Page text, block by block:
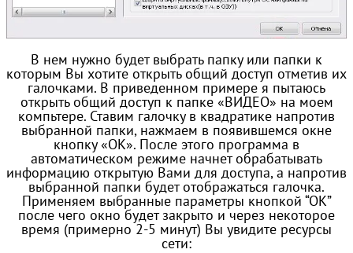
В нем нужно будет выбрать папку или папки к
которым Вы хотите открыть общий доступ отметив их
галочками. В приведенном примере я пытаюсь
открыть общий доступ к папке «ВИДЕО» на моем
компьтере. Ставим галочку в квадратике напротив
выбранной папки, нажмаем в появившемся окне
кнопку «ОК». После этого программа в
автоматическом режиме начнет обрабатывать
информацию открытую Вами для доступа, а напротив
выбранной папки будет отображаться галочка.
Применяем выбранные параметры кнопкой “ОК”
после чего окно будет закрыто и через некоторое
время (примерно 2-5 минут) Вы увидите ресурсы
сети: